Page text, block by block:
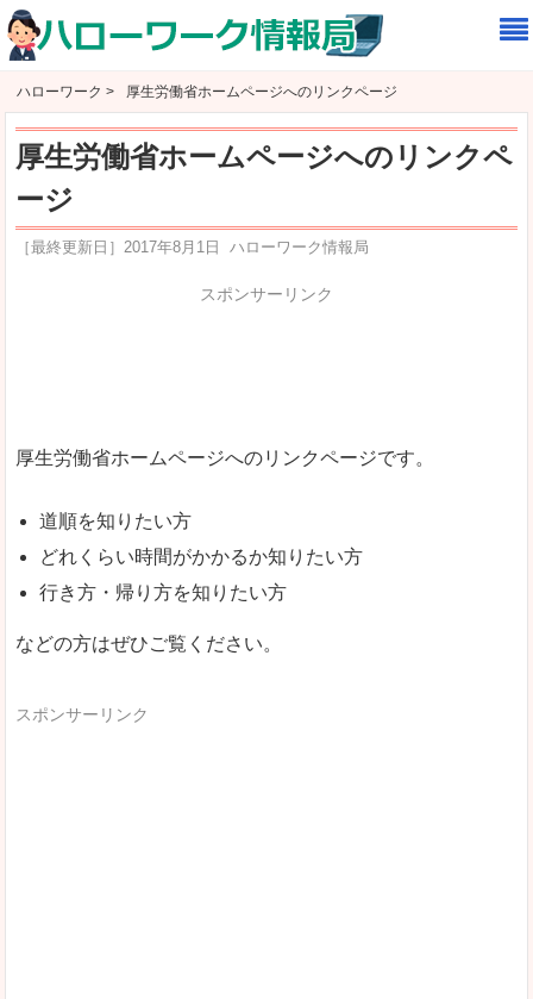
ハローワーク > 厚生労働省ホームページへのリンクページ
厚生労働省ホームページへのリンクペ
ージ
［最終更新日］ 2017年8月1日 ハローワーク情報局
スポンサーリンク
厚生労働省ホームページへのリンクページです。
道順を知りたい方
どれくらい時間がかかるか知りたい方
行き方・帰り方を知りたい方
などの方はぜひご覧ください。
スポンサーリンク